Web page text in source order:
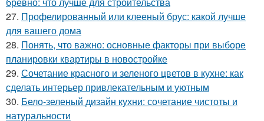
27. Профелированный или клееный брус: какой лучше
для вашего дома
28. Понять, что важно: основные факторы при выборе
планировки квартиры в новостройке
29. Сочетание красного и зеленого цветов в кухне: как
сделать интерьер привлекательным и уютным
30. Бело-зеленый дизайн кухни: сочетание чистоты и
натуральности